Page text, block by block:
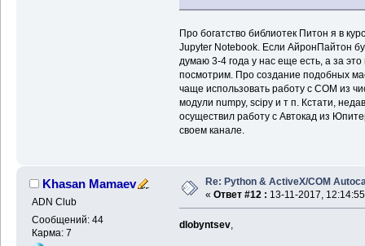
Про богатство библиотек Питон я в
Jupyter Notebook. Если АйронПайтон
думаю 3-4 года у нас еще есть, а за
посмотрим. Про создание подобных
чаще использовать работу с СОМ из
модули numpy, scipy и т п. Кстати,
осуществил работу с Автокад из
своем канале.
Khasan Mamaev
ADN Club
Сообщений: 44
Карма: 7
Re: Python & ActiveX/COM
« Ответ #12 : 13-11-2017,
dlobyntsev,